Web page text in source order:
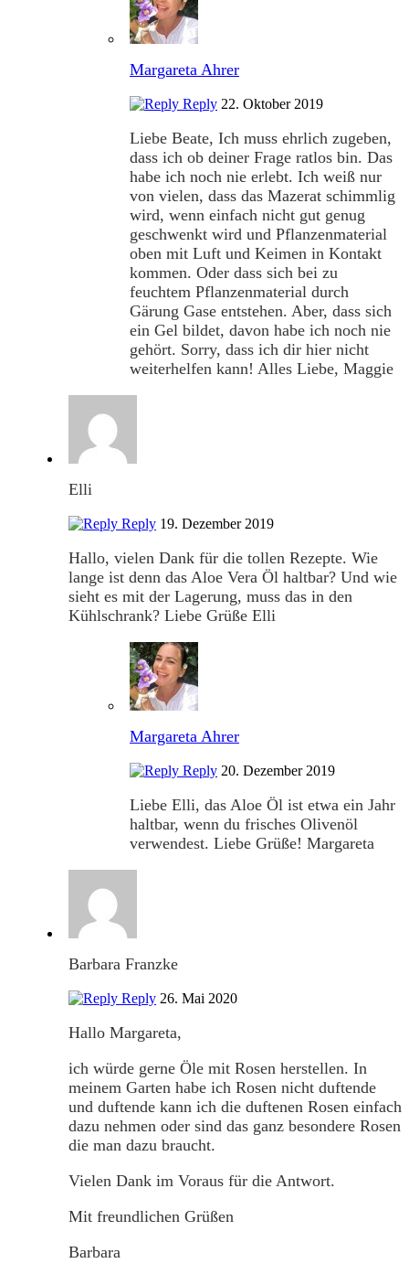
Margareta Ahrer
Reply 22. Oktober 2019
Liebe Beate, Ich muss ehrlich zugeben,
dass ich ob deiner Frage ratlos bin. Das
habe ich noch nie erlebt. Ich weiß nur
von vielen, dass das Mazerat schimmlig
wird, wenn einfach nicht gut genug
geschwenkt wird und Pflanzenmaterial
oben mit Luft und Keimen in Kontakt
kommen. Oder dass sich bei zu
feuchtem Pflanzenmaterial durch
Gärung Gase entstehen. Aber, dass sich
ein Gel bildet, davon habe ich noch nie
gehört. Sorry, dass ich dir hier nicht
weiterhelfen kann! Alles Liebe, Maggie
Elli
Reply 19. Dezember 2019
Hallo, vielen Dank für die tollen Rezepte. Wie
lange ist denn das Aloe Vera Öl haltbar? Und wie
sieht es mit der Lagerung, muss das in den
Kühlschrank? Liebe Grüße Elli
Margareta Ahrer
Reply 20. Dezember 2019
Liebe Elli, das Aloe Öl ist etwa ein Jahr
haltbar, wenn du frisches Olivenöl
verwendest. Liebe Grüße! Margareta
Barbara Franzke
Reply 26. Mai 2020
Hallo Margareta,
ich würde gerne Öle mit Rosen herstellen. In
meinem Garten habe ich Rosen nicht duftende
und duftende kann ich die duftenen Rosen einfach
dazu nehmen oder sind das ganz besondere Rosen
die man dazu braucht.
Vielen Dank im Voraus für die Antwort.
Mit freundlichen Grüßen
Barbara